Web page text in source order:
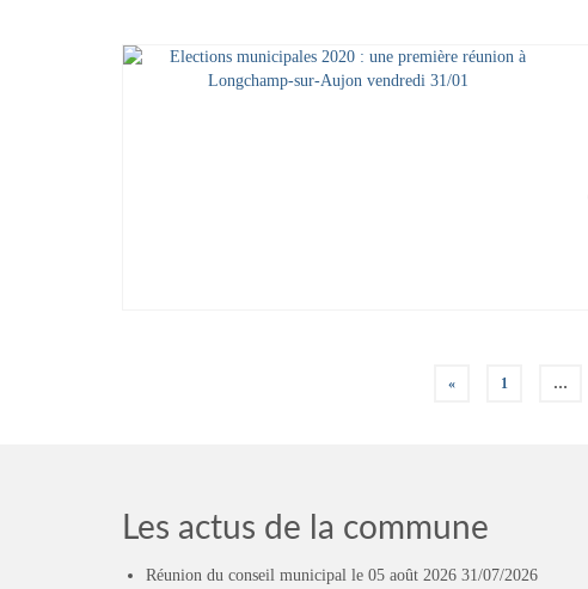
« 1 …
Les actus de la commune
Réunion du conseil municipal le 05 août 2026 31/07/2026